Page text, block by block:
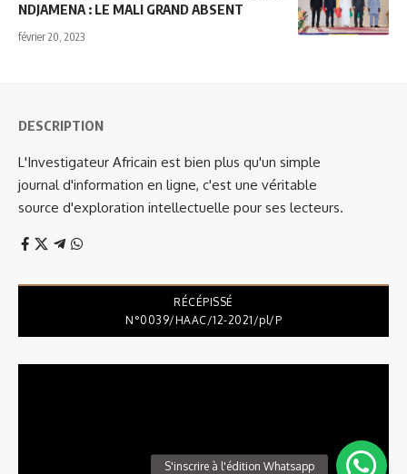
NDJAMENA : LE MALI GRAND ABSENT
février 20, 2023
DESCRIPTION
L'Investigateur Africain est bien plus qu'un simple
journal d'information en ligne, c'est une véritable
source d'exploration intellectuelle pour ses lecteurs.
RÉCÉPISSÉ
N°0039/HAAC/12-2021/pl/P